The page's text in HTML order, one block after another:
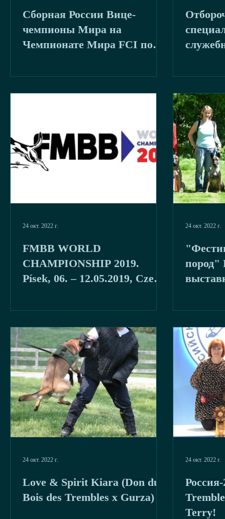
буря 2020
Сборная России Вице-
чемпионы Мира на
Чемпионате Мира FCI по
15.09.2019
област
FMBB WORLD
CHAMPIONSHIP 2019.
Písek, 06. – 12.05.2019, Czech
24 окт. 2022 г.
пород"
24 окт. 2022 г.
Love & Spirit Kiara (Don du
Bois des Trembles x Gurza)
24 окт. 2022 г.
Terry!
24 окт. 2022 г.